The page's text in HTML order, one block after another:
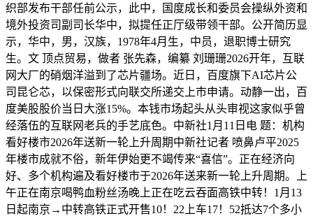
织部发布干部任前公示，此中，国度成长和委员会操纵外资和
境外投资司副司长华中，拟提任正厅级带领干部。公开简历显
示，华中，男，汉族，1978年4月生，中员，退职博士研究
生。文 顶点贸易，做者 张先森，编纂 刘珊珊2026开年，互联
网大厂的硝烟洋溢到了芯片疆场。近日，百度旗下AI芯片公
司昆仑芯，以保密形式向联交所递交上市申请。动静一出，百
度美股股价当日大涨15%。本钱市场起头从头审视这家似乎曾
经落伍的互联网老兵的手艺底色。中新社1月11日电 题：机构
看好楼市2026年送新一轮上升周期中新社记者 喷鼻卢平2025
年楼市成就不俗，新年伊始更不竭传来“喜信”。正在经济向
好、多个机构遍及看好楼市于2026年送来新一轮上升周期。上
午正在南京喝鸭血粉丝汤晚上正在吃云吞面高铁中转！1月13
日起南京→中转高铁正式开售10！22上车17！52抵达7个多小